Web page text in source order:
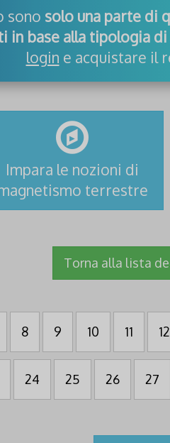
sono solo una parte di
in base alla tipologia
login e acquistare il
Impara le nozioni di
terrestre
Torna alla lista
8 9 10 11 12
24 25 26 27